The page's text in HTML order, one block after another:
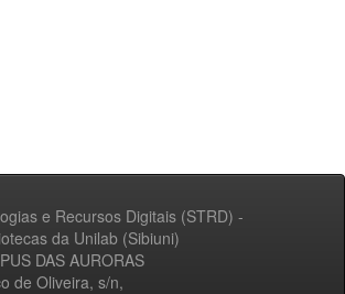
e Recursos Digitais (STRD) -
da Unilab (Sibiuni)
DAS AURORAS
de Oliveira, s/n,